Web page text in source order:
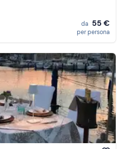
da 55 €
per persona